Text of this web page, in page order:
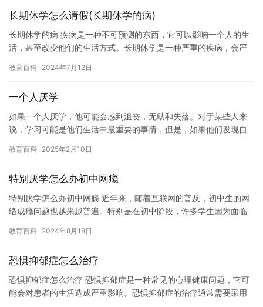
长期休学怎么请假(长期休学的病)
长期休学的病 疾病是一种不可预测的东西，它可以影响一个人的生
活，甚至改变他们的生活方式。长期休学是一种严重的疾病，会严
响。…
教育百科 2024年7月12日
一个人厌学
如果一个人厌学，他可能会感到沮丧，无助和失落。对于某些人来
说，学习可能是他们生活中最重要的事情，但是，如果他们发现自
习。 然…
教育百科 2025年2月10日
特别厌学怎么办初中网瘾
特别厌学怎么办初中网瘾 近年来，随着互联网的普及，初中生的网
络成瘾问题也越来越普遍。特别是在初中阶段，许多学生因为面临
特…
教育百科 2024年8月18日
恐惧抑郁症怎么治疗
恐惧抑郁症怎么治疗 恐惧抑郁症是一种常见的心理健康问题，它可
能会对患者的生活造成严重影响。恐惧抑郁症的治疗通常需要采用